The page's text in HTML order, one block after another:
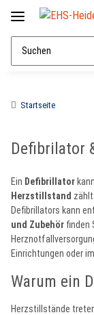
Startseite
Defibrilator
Ein Defibrillator
Herzstillstand
Defibrillators kann
und Zubehör finden
Einrichtungen oder
Warum ein
Herzstillstände